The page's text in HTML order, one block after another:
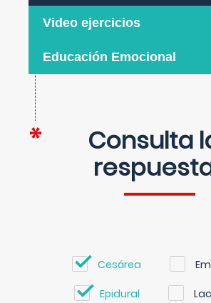
Video ejercicios
Educación Emocional
Consulta
Cesárea
Epidural